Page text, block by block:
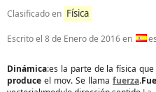
Clasificado en Física
Escrito el 8 de Enero de 2016en
Dinámica:es la parte de la física
produce el mov. Se llama fuerza.